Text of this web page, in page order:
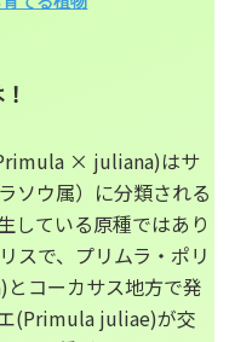
× juliana)はサ
ソウ属）に分類される
している原種ではあり
スで、プリムラ・ポリ
コーカサス地方で発
(Primula juliae)が交